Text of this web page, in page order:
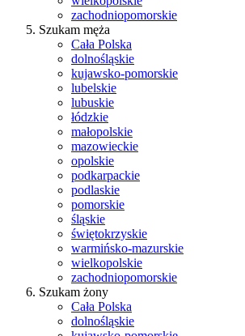
zachodniopomorskie
Szukam męża
Cała Polska
dolnośląskie
kujawsko-pomorskie
lubelskie
lubuskie
łódzkie
małopolskie
mazowieckie
opolskie
podkarpackie
podlaskie
pomorskie
śląskie
świętokrzyskie
warmińsko-mazurskie
wielkopolskie
zachodniopomorskie
Szukam żony
Cała Polska
dolnośląskie